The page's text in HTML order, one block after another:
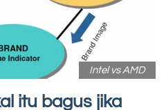
Intel vs AMD
itu bagus jika